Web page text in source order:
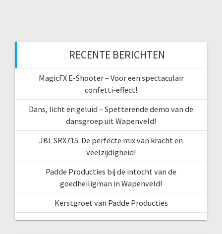
RECENTE BERICHTEN
MagicFX E-Shooter – Voor een spectaculair
confetti-effect!
Dans, licht en geluid – Spetterende demo van de
dansgroep uit Wapenveld!
JBL SRX715: De perfecte mix van kracht en
veelzijdigheid!
Padde Producties bij de intocht van de
goedheiligman in Wapenveld!
Kerstgroet van Padde Producties